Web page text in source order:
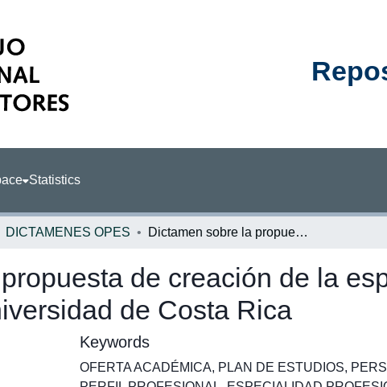
Statistics
DICTAMENES OPES Dictamen sobre la propuesta de creación de la especialidad en nefrología pediátrica de la Universidad de Costa Rica
de creación de la
de Costa Rica
Keywords
OFERTA ACADÉMICA, PLAN DE ESTUDIOS,